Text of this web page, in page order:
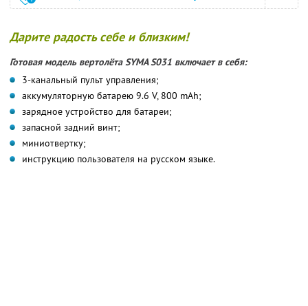
Дарите радость себе и близким!
Готовая модель вертолёта SYMA S031 включает в себя:
3-канальный пульт управления;
аккумуляторную батарею 9.6 V, 800 mAh;
зарядное устройство для батареи;
запасной задний винт;
миниотвертку;
инструкцию пользователя на русском языке.